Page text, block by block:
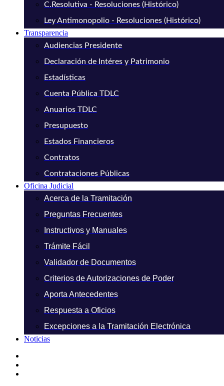
C.Resolutiva - Resoluciones (Histórico)
Ley Antimonopolio - Resoluciones (Histórico)
Transparencia
Audiencias Presidente
Declaración de Intéres y Patrimonio
Estadísticas
Cuenta Pública TDLC
Anuarios TDLC
Presupuesto
Estados Financieros
Contratos
Contrataciones Públicas
Oficina Judicial
Acerca de la Tramitación
Preguntas Frecuentes
Instructivos y Manuales
Trámite Fácil
Validador de Documentos
Criterios de Autorizaciones de Poder
Aporta Antecedentes
Respuesta a Oficios
Excepciones a la Tramitación Electrónica
Noticias